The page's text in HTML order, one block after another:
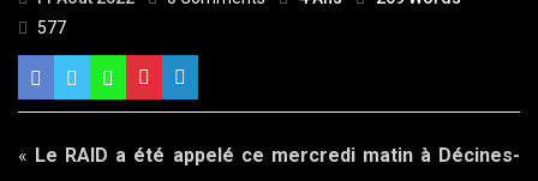
577
« Le RAID a été appelé ce mercredi matin à Décines-